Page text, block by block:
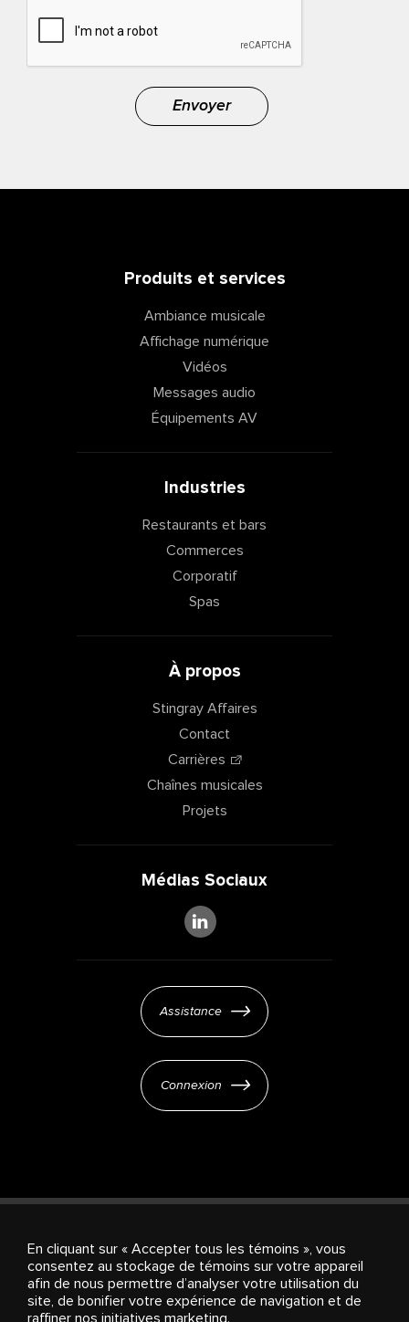
Envoyer
Produits et services
Ambiance musicale
Affichage numérique
Vidéos
Messages audio
Équipements AV
Industries
Restaurants et bars
Commerces
Corporatif
Spas
À propos
Stingray Affaires
Contact
Carrières
Chaînes musicales
Projets
Médias Sociaux
Assistance
Connexion
Products & Services Investisseurs
À propos de
Stingray
Carrières Salle de presse
Paramètres
des témoins
En cliquant sur « Accepter tous les témoins », vous
consentez au stockage de témoins sur votre appareil
afin de nous permettre d’analyser votre utilisation du
site, de bonifier votre expérience de navigation et de
raffiner nos initiatives marketing.